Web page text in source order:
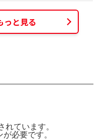
っと見る
れています。
が必要です。